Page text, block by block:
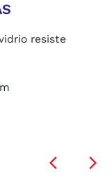
resiste
arrow_back_ios arrow_back_ios